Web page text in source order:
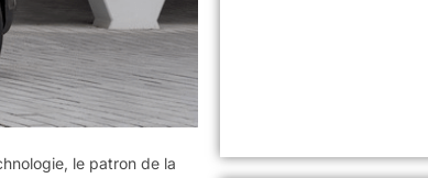
le patron de la